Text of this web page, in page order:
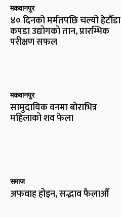
मकवानपुर
४० दिनको मर्मतपछि चल्यो हेटौँडा
कपडा उद्योगको तान, प्रारम्भिक
परीक्षण सफल
मकवानपुर
सामुदायिक वनमा बोराभित्र
महिलाको शव फेला
समाज
अफवाह होइन, सद्भाव फैलाऔँ